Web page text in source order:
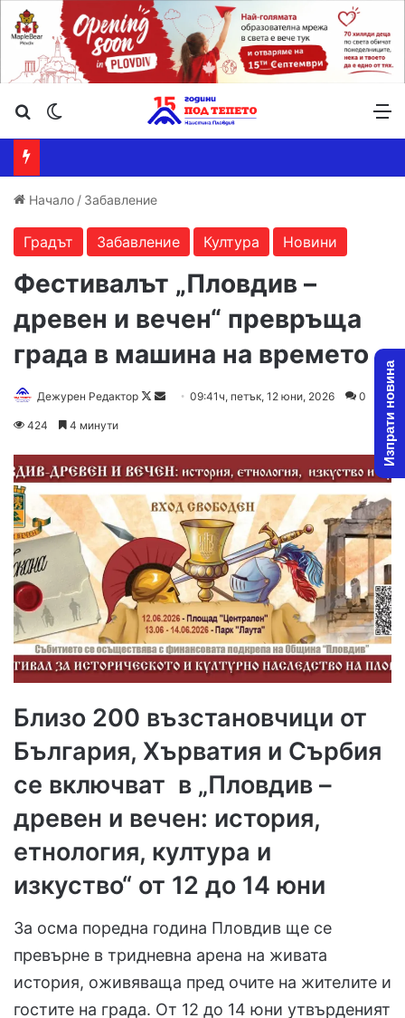
Търсене ...
Начало / Забавление
Градът Забавление Култура Новини
Фестивалът „Пловдив –
древен и вечен“ превръща
града в машина на времето
Дежурен Редактор
Follow
Send09:41ч, петък, 12 юни, 2026 0
424 4 минути
Близо 200 възстановчици от
България, Хърватия и Сърбия
се включват в „Пловдив –
древен и вечен: история,
етнология, култура и
изкуство“ от 12 до 14 юни
За осма поредна година Пловдив ще се
превърне в тридневна арена на живата
история, оживяваща пред очите на жителите и
гостите на града. От 12 до 14 юни утвърденият
Изпрати новина